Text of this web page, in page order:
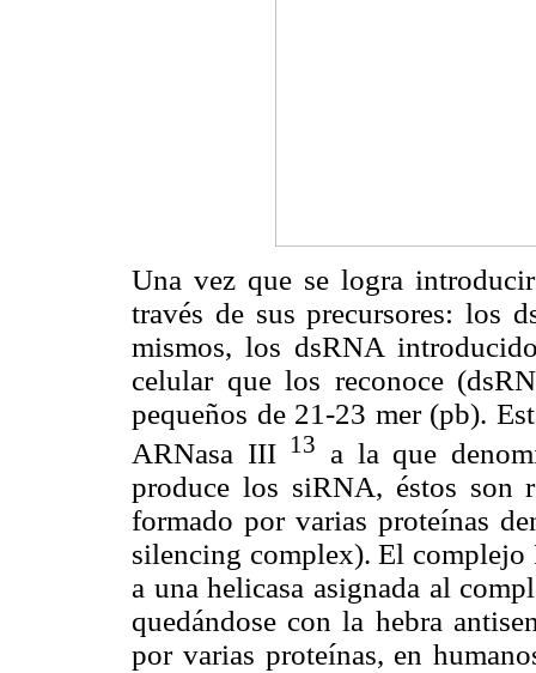
Una vez que se logra
través de sus precursores: los
mismos, los dsRNA
celular que los reconoce
pequeños de 21-23 mer (pb).
ARNasa III 13
a la que
produce los siRNA, éstos son
formado por varias proteínas
silencing complex). El complejo
a una helicasa asignada al
quedándose con la hebra
por varias proteínas, en